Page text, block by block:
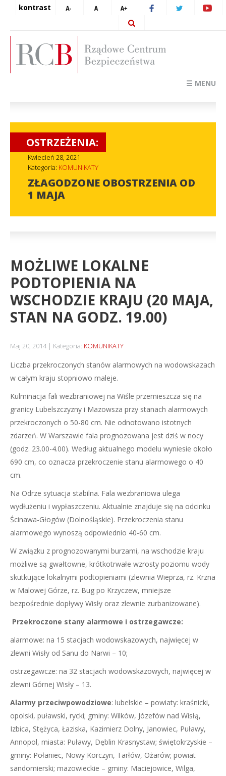
kontrast
☰ MENU
OSTRZEŻENIA:
Kwiecień 28, 2021
Kategoria: KOMUNIKATY
ZŁAGODZONE OBOSTRZENIA OD
1 MAJA
MOŻLIWE LOKALNE
PODTOPIENIA NA
WSCHODZIE KRAJU (20 MAJA,
STAN NA GODZ. 19.00)
Maj 20, 2014 Kategoria: KOMUNIKATY
Liczba przekroczonych stanów alarmowych na wodowskazach
w całym kraju stopniowo maleje.
Kulminacja fali wezbraniowej na Wiśle przemieszcza się na
granicy Lubelszczyzny i Mazowsza przy stanach alarmowych
przekroczonych o 50-80 cm. Nie odnotowano istotnych
zdarzeń. W Warszawie fala prognozowana jest dziś w nocy
(godz. 23.00-4.00). Według aktualnego modelu wyniesie około
690 cm, co oznacza przekroczenie stanu alarmowego o 40
cm.
Na Odrze sytuacja stabilna. Fala wezbraniowa ulega
wydłużeniu i wypłaszczeniu. Aktualnie znajduje się na odcinku
Ścinawa-Głogów (Dolnośląskie). Przekroczenia stanu
alarmowego wynoszą odpowiednio 40-60 cm.
W związku z prognozowanymi burzami, na wschodzie kraju
możliwe są gwałtowne, krótkotrwałe wzrosty poziomu wody
skutkujące lokalnymi podtopieniami (zlewnia Wieprza, rz. Krzna
w Malowej Górze, rz. Bug po Krzyczew, mniejsze
bezpośrednie dopływy Wisły oraz zlewnie zurbanizowane).
Przekroczone stany alarmowe i ostrzegawcze:
alarmowe: na 15 stacjach wodowskazowych, najwięcej w
zlewni Wisły od Sanu do Narwi – 10;
ostrzegawcze: na 32 stacjach wodowskazowych, najwięcej w
zlewni Górnej Wisły – 13.
Alarmy przeciwpowodziowe: lubelskie – powiaty: kraśnicki,
opolski, puławski, rycki; gminy: Wilków, Józefów nad Wisłą,
Izbica, Stężyca, Łaziska, Kazimierz Dolny, Janowiec, Puławy,
Annopol, miasta: Puławy, Dęblin Krasnystaw; świętokrzyskie –
gminy: Połaniec, Nowy Korczyn, Tarłów, Ożarów; powiat
sandomierski; mazowieckie – gminy: Maciejowice, Wilga,